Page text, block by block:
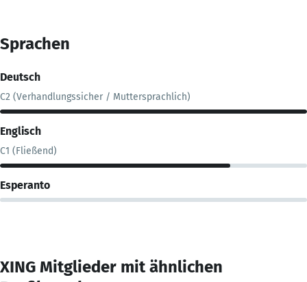
Sprachen
Deutsch
C2 (Verhandlungssicher / Muttersprachlich)
Englisch
C1 (Fließend)
Esperanto
XING Mitglieder mit ähnlichen